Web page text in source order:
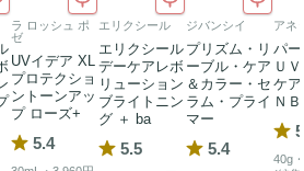
ラ ロッシュ ポ
ゼ
UVイデア XL
プロテクショ
ントーンアッ
プ ローズ+
5.4
エリクシール
エリクシール
デーケアレボ
リューション
ブライトニン
グ ＋ ba
5.5
ジバンシイ
プリズム・リ
ーブル・ケア
＆カラー・セ
ラム・プライ
マー
5.4
アネ
パ
Ｕ
ケ
ＮＢ
40g